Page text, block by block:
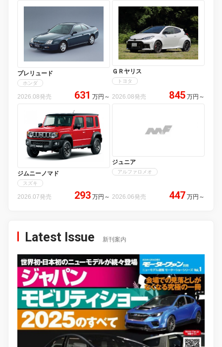
プレリュード
ホンダ
2026.08発売 631 万円 ～
ＧＲヤリス
トヨタ
2026.08発売 845 万円 ～
ジムニーノマド
スズキ
2026.07発売 293 万円 ～
ジュニア
アルファロメオ
2026.06発売 447 万円 ～
Latest Issue 新刊案内